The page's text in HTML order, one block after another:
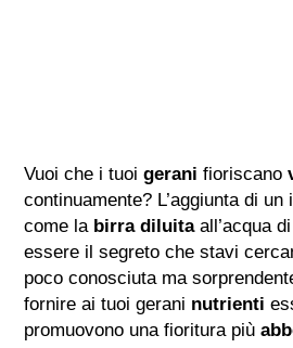
Vuoi che i tuoigerani fioriscano
continuamente? L’aggiunta di
come la birra diluitaall’acqua
essere il segreto che stavi
poco conosciuta ma
fornire ai tuoi gerani nutrienti
promuovono una fioritura più